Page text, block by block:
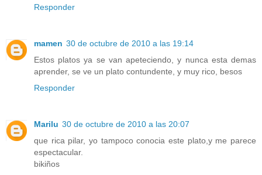
Responder
mamen 30 de octubre de 2010 a las 19:14
Estos platos ya se van apeteciendo, y nunca esta demas
aprender, se ve un plato contundente, y muy rico, besos
Responder
Marilu 30 de octubre de 2010 a las 20:07
que rica pilar, yo tampoco conocia este plato,y me parece
espectacular.
bikiños